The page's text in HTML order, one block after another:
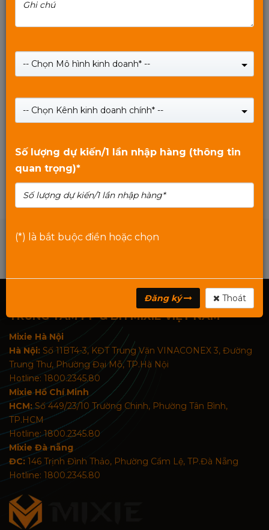
Bảo hành 3 năm
Giá:Liên hệ
SHOP NOW
0
5
TRUNG TÂM PP & BH MIXIE VIỆT NAM
Mixie Hà Nội
Hà Nội: Số 11BT4-3, KĐT Trung Văn VINACONEX 3, Đường
Trung Thư, Phường Đại Mỗ, TP.Hà Nội
Hotline: 1800.2345.80
Mixie Hồ Chí Minh
HCM:Số 449/23/10 Trường Chinh, Phường Tân Bình,
TP.HCM
Hotline: 1800.2345.80
Mixie Đà nẵng
ĐC: 146 Trịnh Đình Thảo, Phường Cẩm Lệ, TP.Đà Nẵng
Hotline: 1800.2345.80
-- Chọn Mô hình kinh doanh* --
-- Chọn Kênh kinh doanh chính* --
Số lượng dự kiến/1 lần nhập hàng (thông tin
quan trọng)*
(*) là bắt buộc điền hoặc chọn
Đăng ký Thoát